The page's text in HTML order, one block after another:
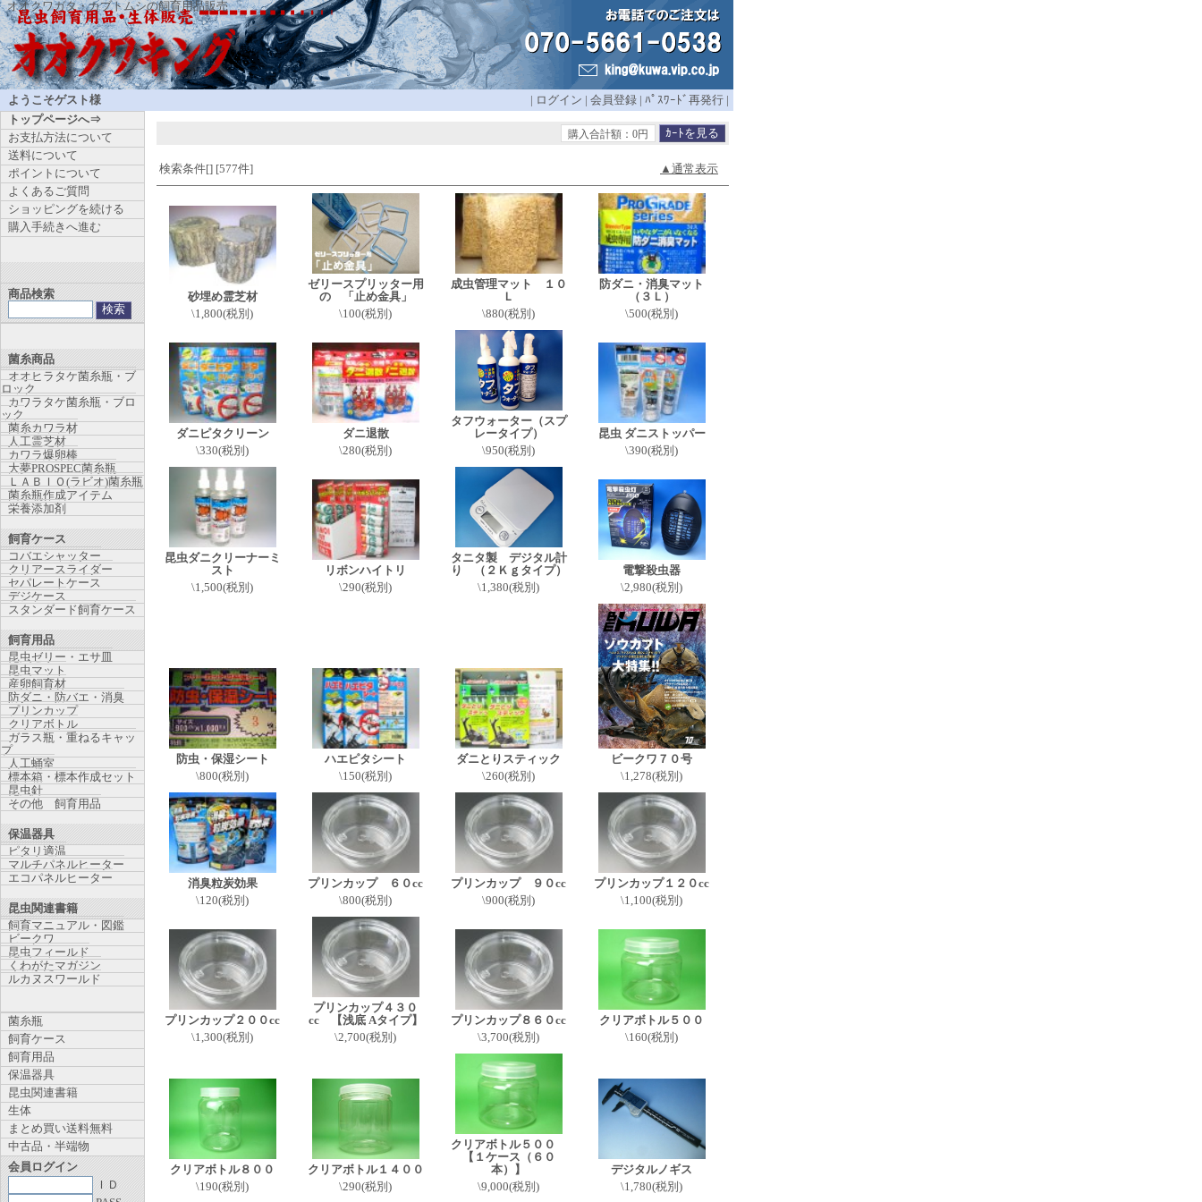
オオクワガタ・カブトムシの飼育用品販売
ようこそゲスト様 | ログイン | 会員登録 | ﾊﾟｽﾜｰﾄﾞ再発行 |
購入合計額：0円
検索条件[] [577件] ▲通常表示
砂埋め霊芝材
\1,800(税別)
ゼリースプリッター用
の 「止め金具」
\100(税別)
成虫管理マット １０
Ｌ
\880(税別)
防ダニ・消臭マット
（３Ｌ）
\500(税別)
ダニピタクリーン
\330(税別)
ダニ退散
\280(税別)
タフウォーター（スプ
レータイプ）
\950(税別)
昆虫 ダニストッパー
\390(税別)
昆虫ダニクリーナーミ
スト
\1,500(税別)
リボンハイトリ
\290(税別)
タニタ製 デジタル計
り （２Ｋｇタイプ）
\1,380(税別)
電撃殺虫器
\2,980(税別)
防虫・保湿シート
\800(税別)
ハエピタシート
\150(税別)
ダニとりスティック
\260(税別)
ビークワ７０号
\1,278(税別)
消臭粒炭効果
\120(税別)
プリンカップ ６０cc
\800(税別)
プリンカップ ９０cc
\900(税別)
プリンカップ１２０cc
\1,100(税別)
プリンカップ２００cc
\1,300(税別)
プリンカップ４３０
cc 【浅底 Aタイプ】
\2,700(税別)
プリンカップ８６０cc
\3,700(税別)
クリアボトル５００
\160(税別)
クリアボトル８００
\190(税別)
クリアボトル１４００
\290(税別)
クリアボトル５００
【１ケース（６０
本）】
\9,000(税別)
デジタルノギス
\1,780(税別)
トップページへ⇒
お支払方法について
送料について
ポイントについて
よくあるご質問
ショッピングを続ける
購入手続きへ進む
商品検索
菌糸商品
オオヒラタケ菌糸瓶・ブ
ロック
カワラタケ菌糸瓶・ブロ
ック
菌糸カワラ材
人工霊芝材
カワラ爆卵棒
大夢PROSPEC菌糸瓶
ＬＡＢＩＯ(ラビオ)菌糸瓶
菌糸瓶作成アイテム
栄養添加剤
飼育ケース
コバエシャッター
クリアースライダー
セパレートケース
デジケース
スタンダード飼育ケース
飼育用品
昆虫ゼリー・エサ皿
昆虫マット
産卵飼育材
防ダニ・防バエ・消臭
プリンカップ
クリアボトル
ガラス瓶・重ねるキャッ
プ
人工蛹室
標本箱・標本作成セット
昆虫針
その他 飼育用品
保温器具
ピタリ適温
マルチパネルヒーター
エコパネルヒーター
昆虫関連書籍
飼育マニュアル・図鑑
ビークワ
昆虫フィールド
くわがたマガジン
ルカヌスワールド
菌糸瓶
飼育ケース
飼育用品
保温器具
昆虫関連書籍
生体
まとめ買い送料無料
中古品・半端物
会員ログイン
ＩＤ